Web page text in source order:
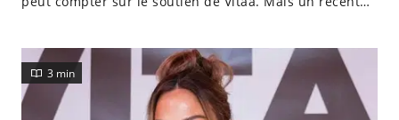
Explications...
3 min